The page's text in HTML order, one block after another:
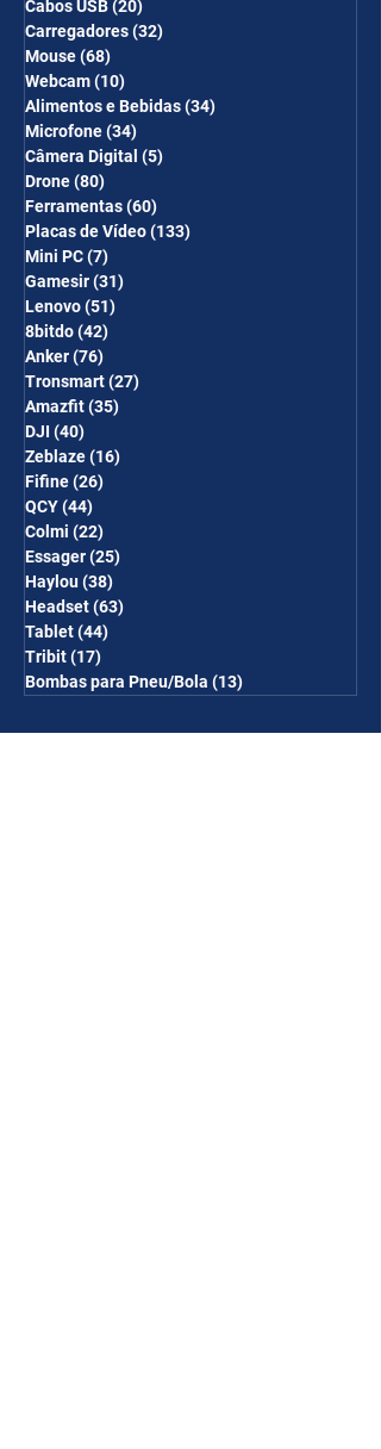
Cabos USB(20)
Carregadores(32)
Mouse(68)
Webcam(10)
Alimentos e Bebidas(34)
Microfone(34)
Câmera Digital (5)
Drone(80)
Ferramentas(60)
Placas de Vídeo(133)
Mini PC(7)
Gamesir(31)
Lenovo(51)
8bitdo(42)
Anker(76)
Tronsmart(27)
Amazfit(35)
DJI (40)
Zeblaze(16)
Fifine(26)
QCY(44)
Colmi (22)
Essager(25)
Haylou(38)
Headset(63)
Tablet(44)
Tribit(17)
Bombas para Pneu/Bola (13)